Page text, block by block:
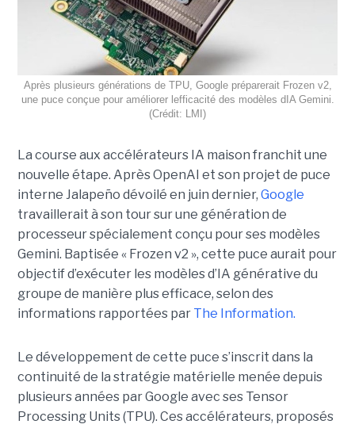
Après plusieurs générations de TPU, Google préparerait Frozen v2,
une puce conçue pour améliorer lefficacité des modèles dIA Gemini.
(Crédit: LMI)
La course aux accélérateurs IA maison franchit une
nouvelle étape. Après OpenAI et son projet de puce
interne Jalapeño dévoilé en juin dernier, Google
travaillerait à son tour sur une génération de
processeur spécialement conçu pour ses modèles
Gemini. Baptisée « Frozen v2 », cette puce aurait pour
objectif d’exécuter les modèles d’IA générative du
groupe de manière plus efficace, selon des
informations rapportées par The Information.
Le développement de cette puce s’inscrit dans la
continuité de la stratégie matérielle menée depuis
plusieurs années par Google avec ses Tensor
Processing Units (TPU). Ces accélérateurs, proposés